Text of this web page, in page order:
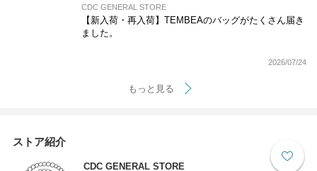
CDC GENERAL STORE
【新入荷・再入荷】TEMBEAのバッグがたくさん届き
ました。
2026/07/24
もっと見る
ストア紹介
CDC GENERAL STORE